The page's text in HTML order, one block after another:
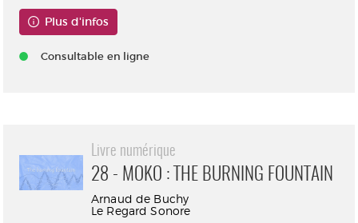
Plus d'infos
Consultable en ligne
Livre numérique
28 - MOKO : THE BURNING FOUNTAIN
Arnaud de Buchy
Le Regard Sonore